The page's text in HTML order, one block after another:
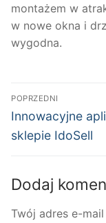
montażem w
w nowe okna i
wygodna.
Nawigacja
wpisu
POPRZEDNI
Poprzedni
wpis:
Innowacyjne
sklepie IdoSell
Dodaj
Twój adres e-